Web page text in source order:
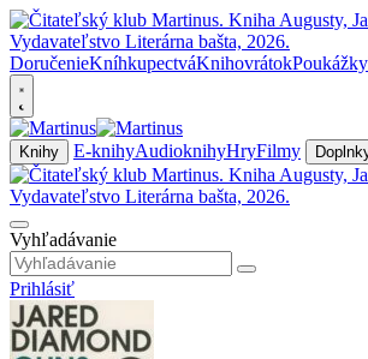
DoručenieKníhkupectváKnihovrátokPoukážky
Knihy E-knihyAudioknihyHryFilmy
Vyhľadávanie
Prihlásiť